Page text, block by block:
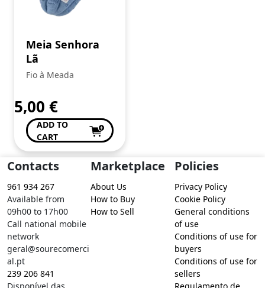
Meia Senhora
Lã
Fio à Meada
5,00 €
ADD TO
CART
Contacts
961 934 267
Available from
09h00 to 17h00
Call national mobile
network
geral@sourecomerci
al.pt
239 206 841
Marketplace
About Us
How to Buy
How to Sell
Policies
Privacy Policy
Cookie Policy
General conditions
of use
Conditions of use for
buyers
Conditions of use for
sellers